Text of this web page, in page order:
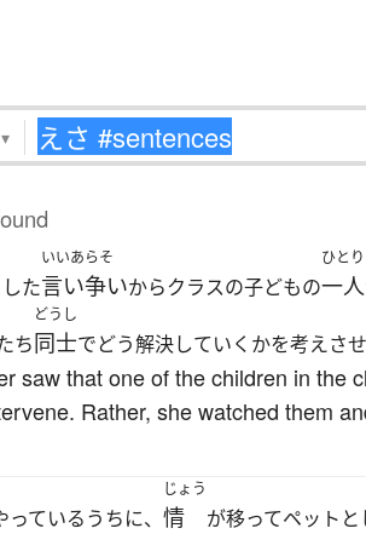
▾
た
いいあらそ
言い争いからクラスの子どもの
ひとり
一人
ち
どうし
同士でどう解決していくかを考えさせ
saw that one of the children in the
Rather, she watched them
ているうちに、
じょう
情 が移ってペットと